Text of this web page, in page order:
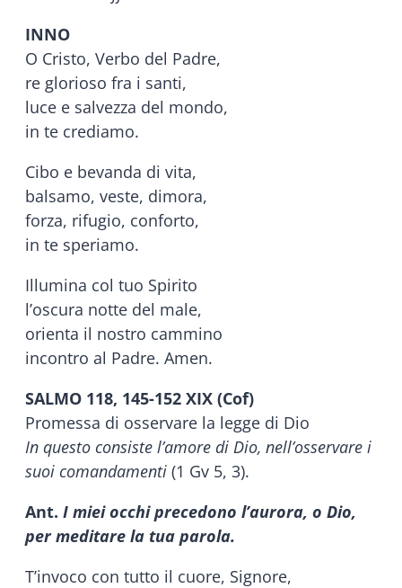
INNO
O Cristo, Verbo del Padre,
re glorioso fra i santi,
luce e salvezza del mondo,
in te crediamo.
Cibo e bevanda di vita,
balsamo, veste, dimora,
forza, rifugio, conforto,
in te speriamo.
Illumina col tuo Spirito
l’oscura notte del male,
orienta il nostro cammino
incontro al Padre. Amen.
SALMO 118, 145-152 XIX (Cof)
Promessa di osservare la legge di Dio
In questo consiste l’amore di Dio, nell’osservare i
suoi comandamenti (1 Gv 5, 3).
Ant. I miei occhi precedono l’aurora, o Dio,
per meditare la tua parola.
T’invoco con tutto il cuore, Signore,